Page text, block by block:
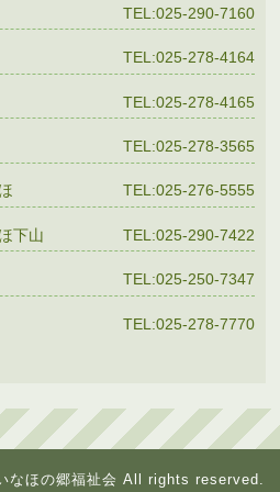
TEL:025-290-7160
TEL:025-278-4164
TEL:025-278-4165
TEL:025-278-3565
TEL:025-276-5555
下山 TEL:025-290-7422
TEL:025-250-7347
TEL:025-278-7770
なほの郷福祉会 All rights reserved.